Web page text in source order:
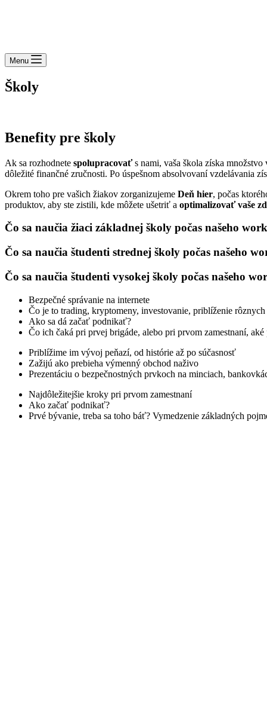
Menu
Školy
Benefity pre školy
Ak sa rozhodnete spolupracovaťs nami, vaša škola získa
dôležité finančné zručnosti. Po úspešnom absolvovaní vzdelávania
Okrem toho pre vašich žiakov zorganizujeme Deň hier, počas
produktov, aby ste zistili, kde môžete ušetriť a optimalizovať vaše
Čo sa naučia žiaci základnej školy počas našeho
Čo sa naučia študenti strednej školy počas našeho
Čo sa naučia študenti vysokej školy počas našeho
Bezpečné správanie na internete
Čo je to trading, kryptomeny, investovanie, priblíženie
Ako sa dá začať podnikať?
Čo ich čaká pri prvej brigáde, alebo pri prvom zamestnaní,
Priblížime im vývoj peňazí, od histórie až po súčasnosť
Zažijú ako prebieha výmenný obchod naživo
Prezentáciu o bezpečnostných prvkoch na minciach,
Najdôležitejšie kroky pri prvom zamestnaní
Ako začať podnikať?
Prvé bývanie, treba sa toho báť? Vymedzenie základných